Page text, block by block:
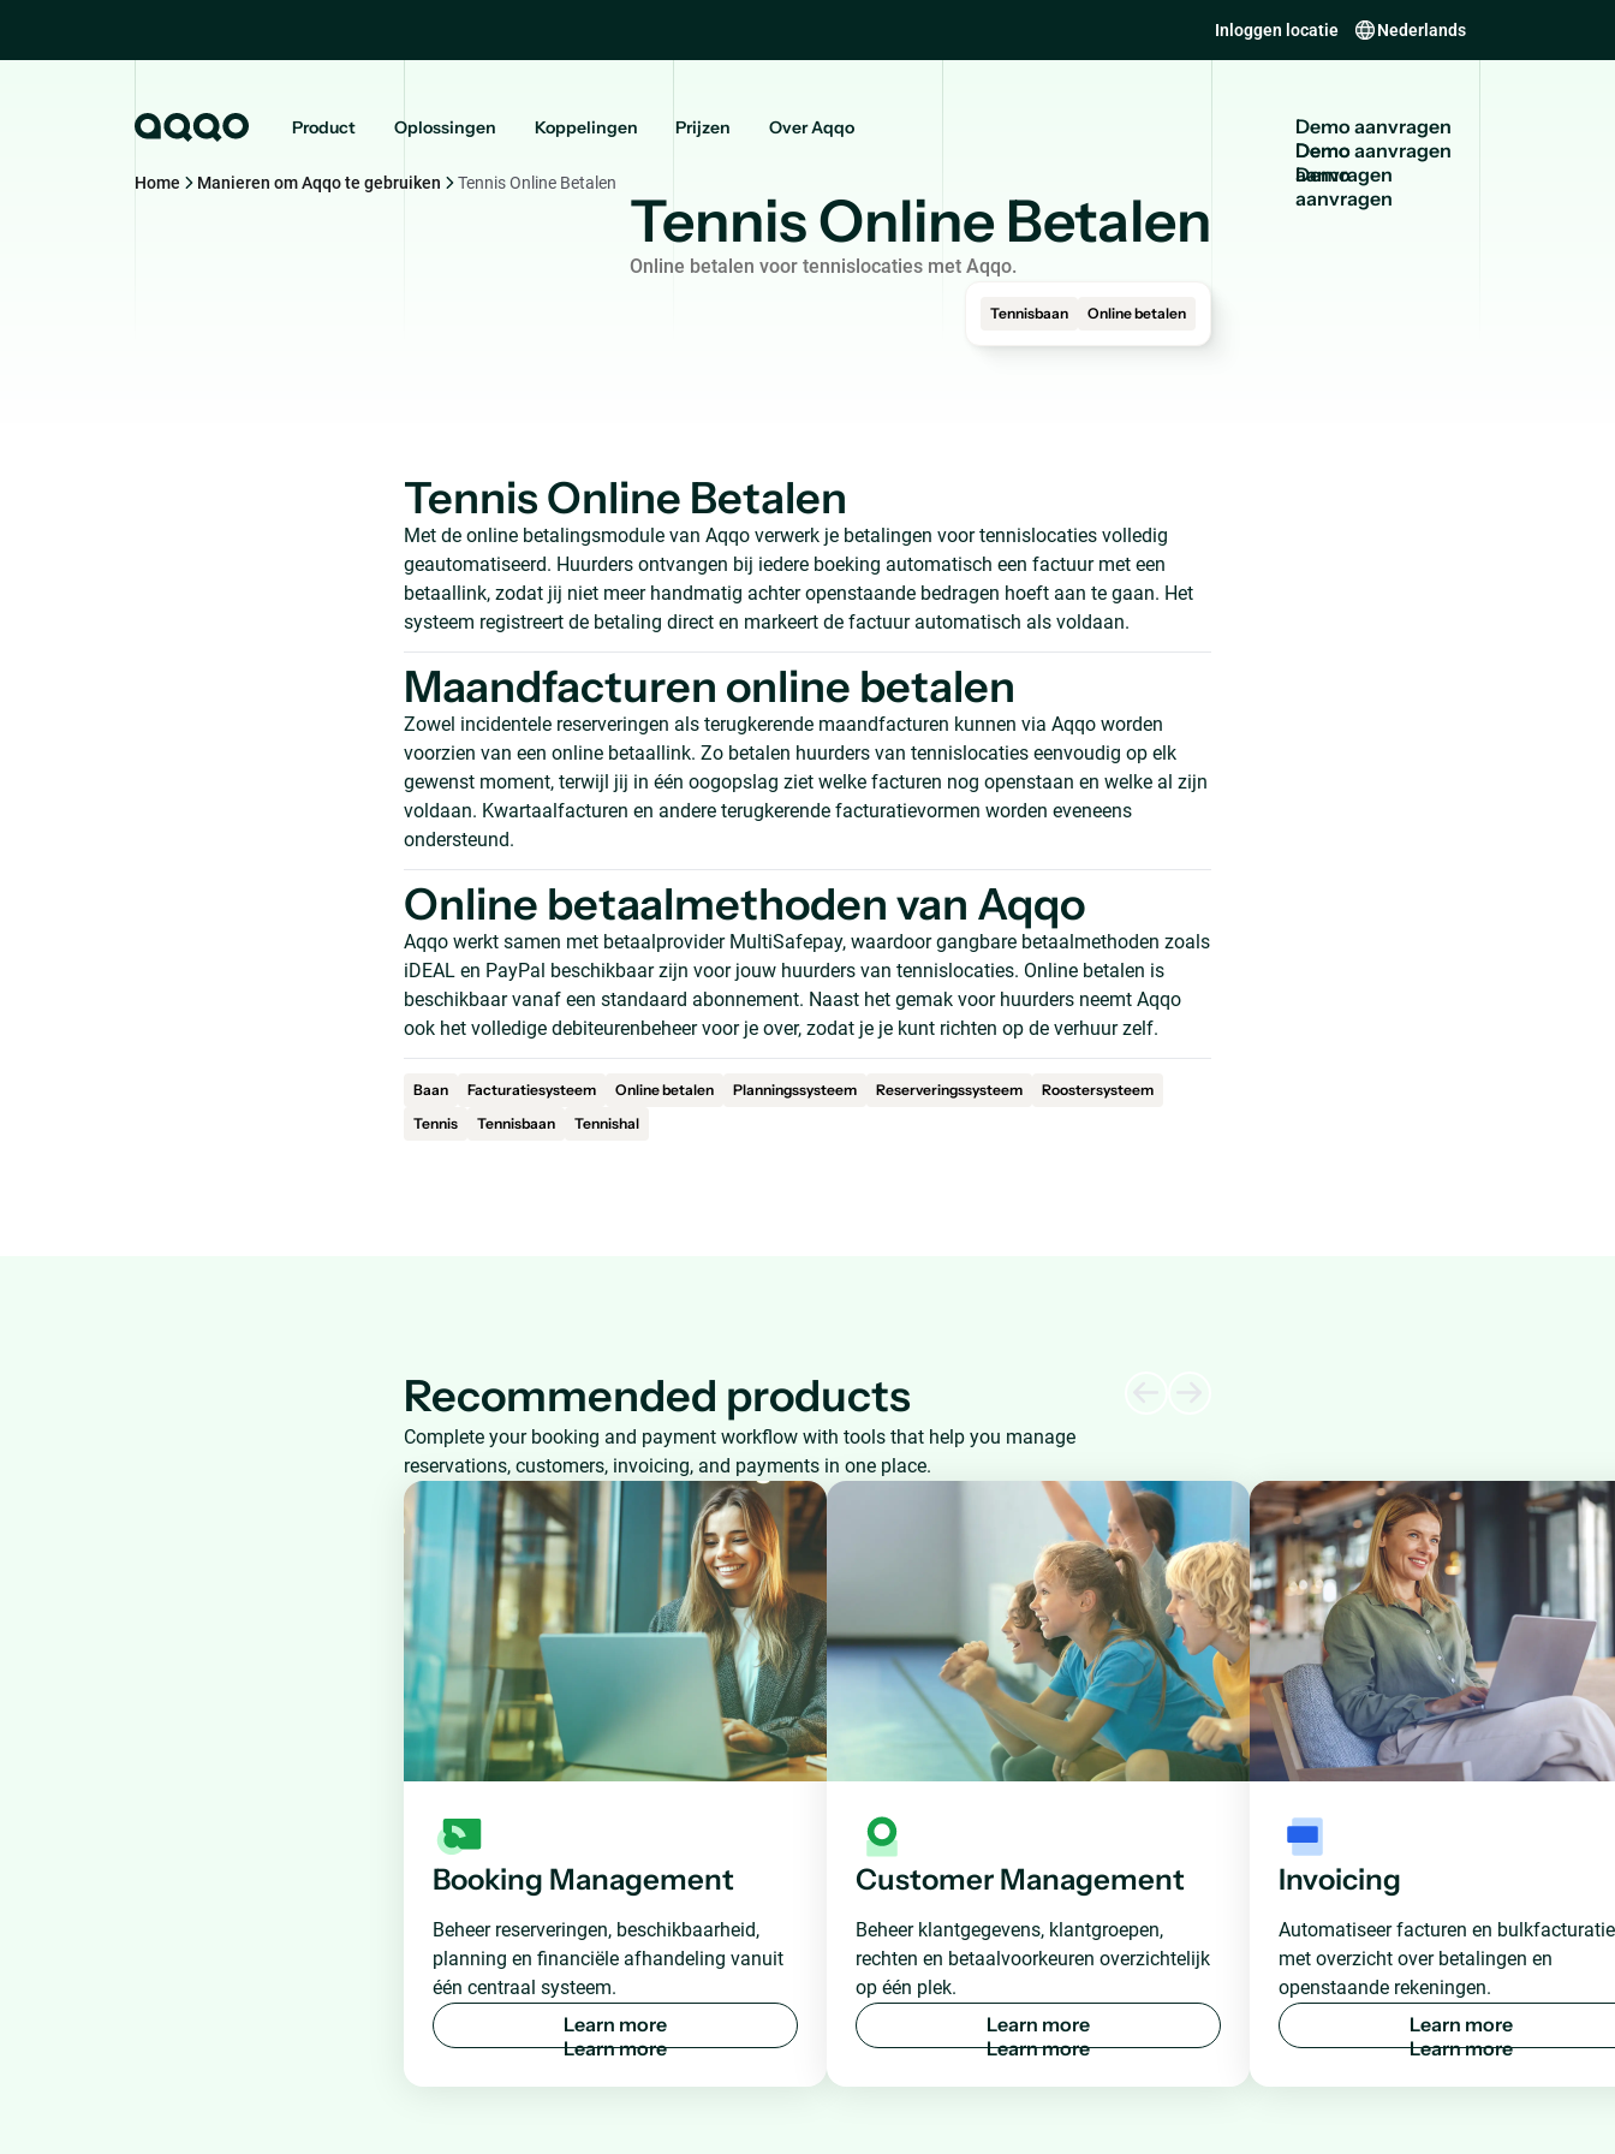
Inloggen locatie Nederlands
Product Oplossingen Koppelingen Prijzen Over Aqqo Demoaanvragen
Demo
aanvragen
Home Manieren om Aqqo te gebruiken Tennis Online Betalen
Tennis Online Betalen
Online betalen voor tennislocaties met Aqqo.
Tennisbaan Online betalen
Tennis Online Betalen
Met de online betalingsmodule van Aqqo verwerk je betalingen voor tennislocaties volledig
geautomatiseerd. Huurders ontvangen bij iedere boeking automatisch een factuur met een
betaallink, zodat jij niet meer handmatig achter openstaande bedragen hoeft aan te gaan. Het
systeem registreert de betaling direct en markeert de factuur automatisch als voldaan.
Maandfacturen online betalen
Zowel incidentele reserveringen als terugkerende maandfacturen kunnen via Aqqo worden
voorzien van een online betaallink. Zo betalen huurders van tennislocaties eenvoudig op elk
gewenst moment, terwijl jij in één oogopslag ziet welke facturen nog openstaan en welke al zijn
voldaan. Kwartaalfacturen en andere terugkerende facturatievormen worden eveneens
ondersteund.
Online betaalmethoden van Aqqo
Aqqo werkt samen met betaalprovider MultiSafepay, waardoor gangbare betaalmethoden zoals
iDEAL en PayPal beschikbaar zijn voor jouw huurders van tennislocaties. Online betalen is
beschikbaar vanaf een standaard abonnement. Naast het gemak voor huurders neemt Aqqo
ook het volledige debiteurenbeheer voor je over, zodat je je kunt richten op de verhuur zelf.
Baan Facturatiesysteem Online betalen Planningssysteem Reserveringssysteem
Roostersysteem
Tennis
Tennisbaan Tennishal
Recommended products
Complete your booking and payment workflow with tools that help you manage
reservations, customers, invoicing, and payments in one place.
Booking Management
Beheer reserveringen, beschikbaarheid,
planning en financiële afhandeling vanuit
één centraal systeem.
Learn more
Customer Management
Beheer klantgegevens, klantgroepen,
rechten en betaalvoorkeuren overzichtelijk
op één plek.
Learn more
Invoicing
Automatiseer facturen en
met overzicht over betalingen en
openstaande rekeningen.
Learn more